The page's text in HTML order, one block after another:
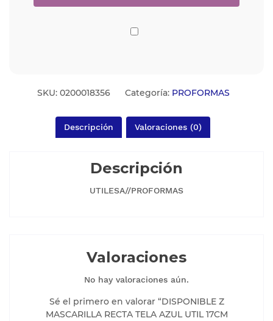
SKU: 0200018356 Categoría: PROFORMAS
Descripción Valoraciones (0)
Descripción
UTILESA//PROFORMAS
Valoraciones
No hay valoraciones aún.
Sé el primero en valorar “DISPONIBLE Z
MASCARILLA RECTA TELA AZUL UTIL 17CM